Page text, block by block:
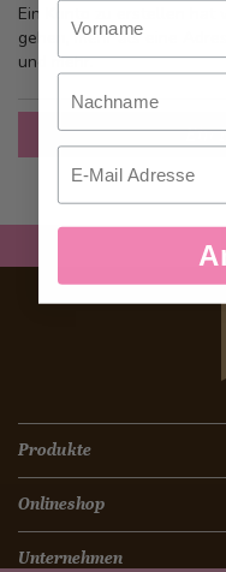
Ein Konto zu erstellen hat
gehen, mehr als eine
und mehr.
Ein
Produkte
Onlineshop
Unternehmen
Nachname
Email